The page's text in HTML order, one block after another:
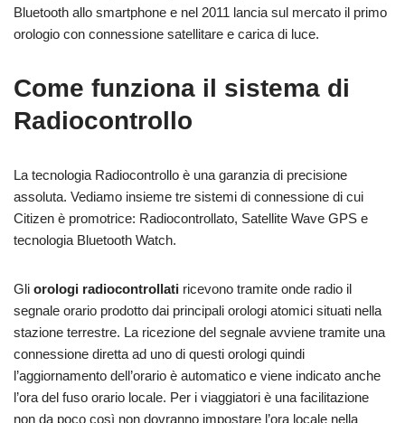
Bluetooth allo smartphone e nel 2011 lancia sul mercato il primo
orologio con connessione satellitare e carica di luce.
Come funziona il sistema di
Radiocontrollo
La tecnologia Radiocontrollo è una garanzia di precisione
assoluta. Vediamo insieme tre sistemi di connessione di cui
Citizen è promotrice: Radiocontrollato, Satellite Wave GPS e
tecnologia Bluetooth Watch.
Gli orologi radiocontrollati ricevono tramite onde radio il
segnale orario prodotto dai principali orologi atomici situati nella
stazione terrestre. La ricezione del segnale avviene tramite una
connessione diretta ad uno di questi orologi quindi
l’aggiornamento dell’orario è automatico e viene indicato anche
l’ora del fuso orario locale. Per i viaggiatori è una facilitazione
non da poco così non dovranno impostare l’ora locale nella